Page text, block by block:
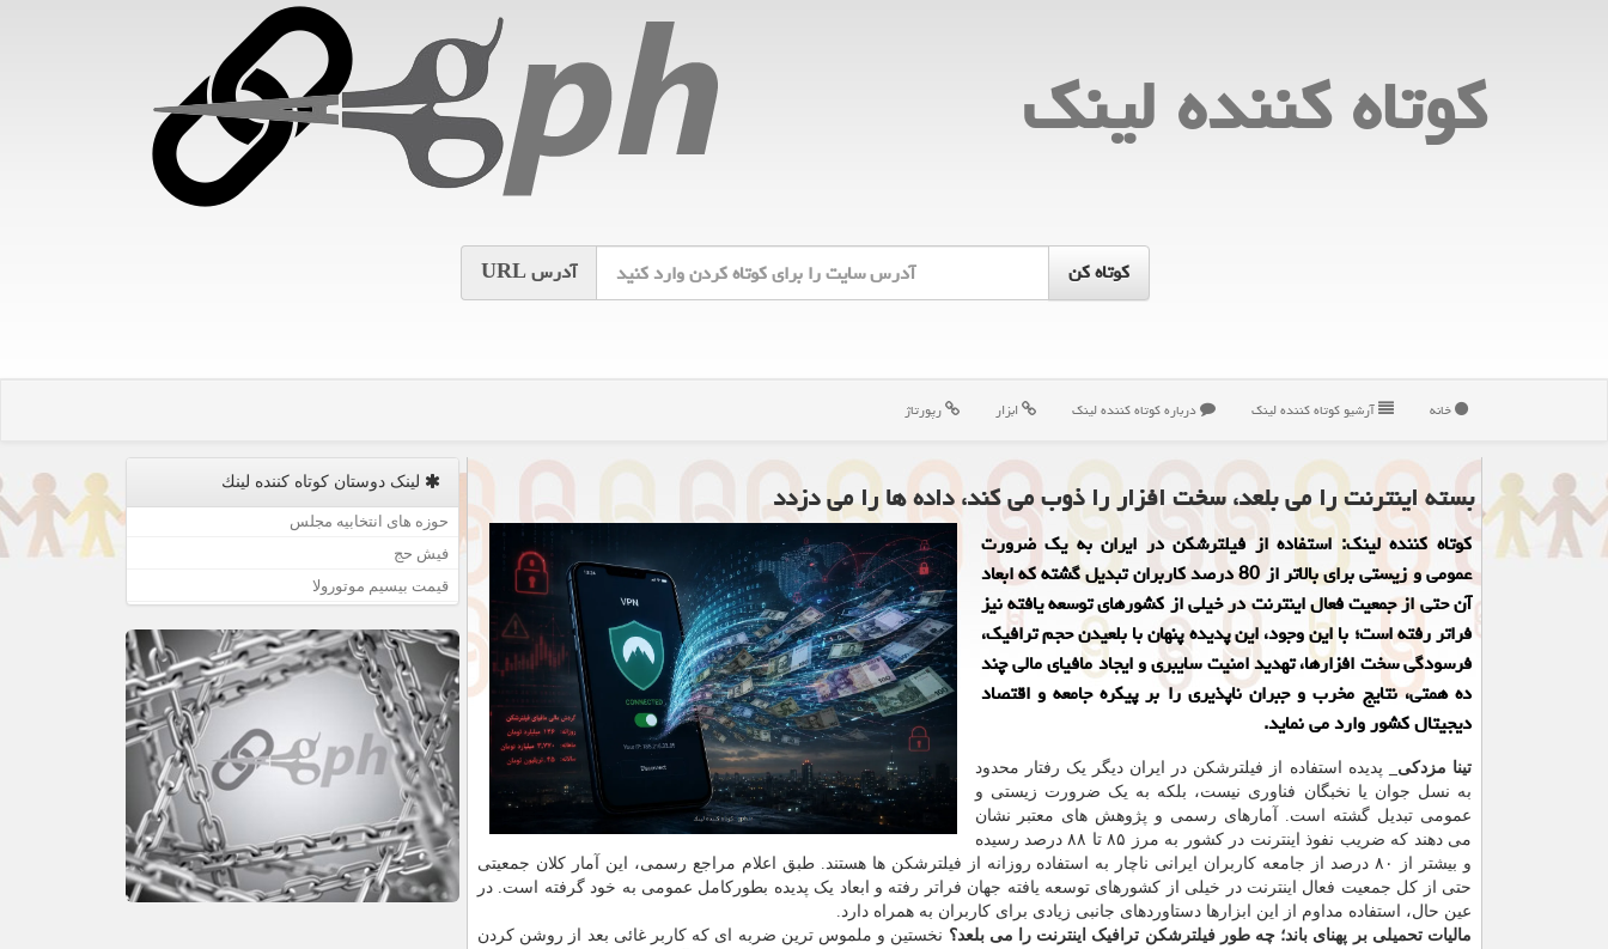
كوتاه كننده لینك
آدرسURL
خانه آرشیو كوتاه كننده لینك درباره كوتاه كننده لینك ابزار رپورتاژ
بسته اینترنت را می بلعد، سخت افزار را ذوب می کند، داده ها را می دزدد
کوتاه کننده لینک: استفاده از فیلترشکن در ایران به یک ضرورت
عمومی و زیستی برای بالاتر از 80 درصد کاربران تبدیل گشته که ابعاد
آن حتی از جمعیت فعال اینترنت در خیلی از کشورهای توسعه یافته نیز
فراتر رفته است؛ با این وجود، این پدیده پنهان با بلعیدن حجم ترافیک،
فرسودگی سخت افزارها، تهدید امنیت سایبری و ایجاد مافیای مالی چند
ده همتی، نتایج مخرب و جبران ناپذیری را بر پیکره جامعه و اقتصاد
دیجیتال کشور وارد می نماید.
تینا مزدکی_
پدیده استفاده از فیلترشکن در ایران دیگر یک رفتار محدود
به نسل جوان یا نخبگان فناوری نیست، بلکه به یک ضرورت زیستی و
عمومی تبدیل گشته است. آمارهای رسمی و پژوهش های معتبر نشان
می دهند که ضریب نفوذ اینترنت در کشور به مرز ۸۵ تا ۸۸ درصد رسیده
و بیشتر از ۸۰ درصد از جامعه کاربران ایرانی ناچار به استفاده روزانه از فیلترشکن ها هستند. طبق اعلام مراجع رسمی، این آمار کلان جمعیتی
حتی از کل جمعیت فعال اینترنت در خیلی از کشورهای توسعه یافته جهان فراتر رفته و ابعاد یک پدیده بطورکامل عمومی به خود گرفته است. در
عین حال، استفاده مداوم از این ابزارها دستاوردهای جانبی زیادی برای کاربران به همراه دارد.
مالیات تحمیلی بر پهنای باند؛ چه طور فیلترشکن ترافیک اینترنت را می بلعد؟ نخستین و ملموس ترین ضربه ای که کاربر غائی بعد از روشن کردن
لینک دوستان كوتاه كننده لینك
حوزه های انتخابیه مجلس
فیش حج
قیمت بیسیم موتورولا